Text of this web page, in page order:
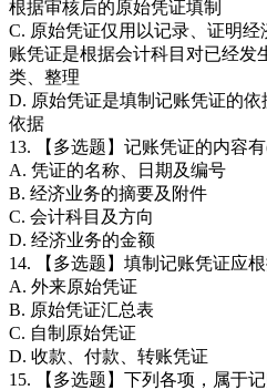
根据审核后的原始凭证填制
C. 原始凭证仅用以记录、证明
账凭证是根据会计科目对已经发
类、整理
D. 原始凭证是填制记账凭证的
依据
13. 【多选题】记账凭证的内容有(
A. 凭证的名称、日期及编号
B. 经济业务的摘要及附件
C. 会计科目及方向
D. 经济业务的金额
14. 【多选题】填制记账凭证应根
A. 外来原始凭证
B. 原始凭证汇总表
C. 自制原始凭证
D. 收款、付款、转账凭证
15. 【多选题】下列各项，属于